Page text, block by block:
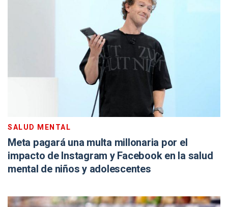
SALUD MENTAL
Meta pagará una multa millonaria por el
impacto de Instagram y Facebook en la salud
mental de niños y adolescentes